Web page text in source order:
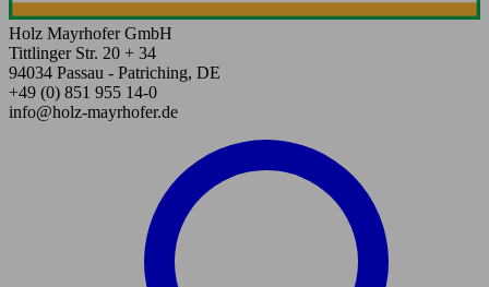
Holz Mayrhofer GmbH
Tittlinger Str. 20 + 34
94034 Passau - Patriching, DE
+49 (0) 851 955 14-0
info@holz-mayrhofer.de